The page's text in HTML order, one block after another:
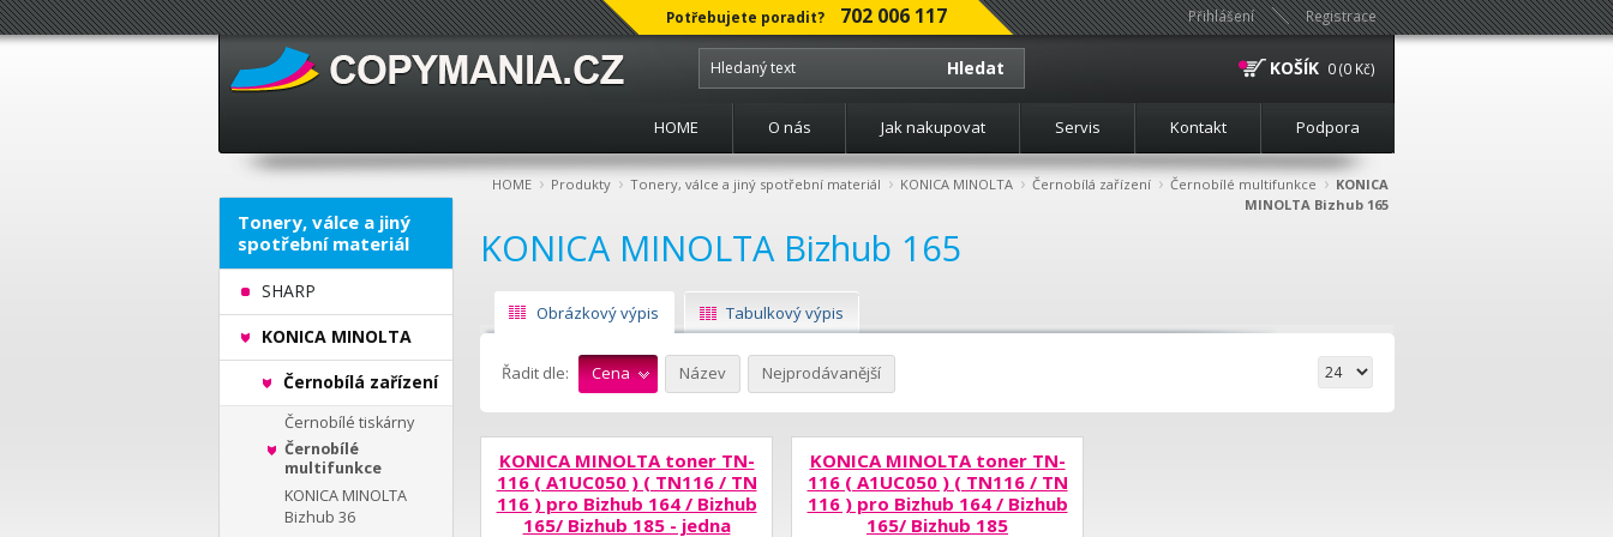
Potřebujete poradit? 702 006 117 Přihlášení Registrace
KOŠÍK 0 (0 Kč)
Hledat
HOME O nás Jak nakupovat Servis Kontakt Podpora
HOME › Produkty › Tonery, válce a jiný spotřební materiál › KONICA MINOLTA › Černobílá zařízení › Černobílé multifunkce › KONICA
MINOLTA Bizhub 165
KONICA MINOLTA Bizhub 165
Obrázkový výpis Tabulkový výpis
Řadit dle: Cena Název Nejprodávanější
KONICA MINOLTA toner TN-
116 ( A1UC050 ) ( TN116 / TN
116 ) pro Bizhub 164 / Bizhub
165/ Bizhub 185 - jedna
KONICA MINOLTA toner TN-
116 ( A1UC050 ) ( TN116 / TN
116 ) pro Bizhub 164 / Bizhub
165/ Bizhub 185
Tonery, válce a jiný
spotřební materiál
SHARP
KONICA MINOLTA
Černobílá zařízení
Černobílé tiskárny
Černobílé
multifunkce
KONICA MINOLTA
Bizhub 36